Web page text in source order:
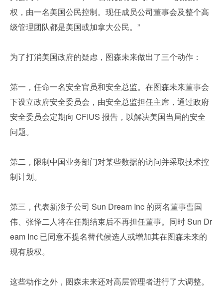
权，由一名美国公民控制。现任成员公司董事会及整个高
级管理团队都是美国或加拿大公民。”
为了打消美国政府的疑虑，图森未来做出了三个动作：
第一，任命一名安全官员和安全总监。在图森未来董事会
下设立政府安全委员会，由安全总监担任主席，通过政府
安全委员会定期向 CFIUS 报告，以解决美国当局的安全
问题。
第二，限制中国业务部门对某些数据的访问并采取技术控
制计划。
第三，代表新浪子公司 Sun Dream Inc 的两名董事曹国
伟、张怿二人将在任期结束后不再担任董事。同时 Sun Dr
eam Inc 已同意不提名替代候选人或增加其在图森未来的
现有股权。
这些动作之外，图森未来还对高层管理者进行了大调整。